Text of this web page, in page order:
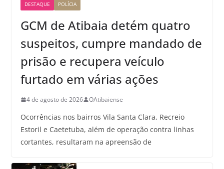
DESTAQUE POLÍCIA
GCM de Atibaia detém quatro
suspeitos, cumpre mandado de
prisão e recupera veículo
furtado em várias ações
4 de agosto de 2026 OAtibaiense
Ocorrências nos bairros Vila Santa Clara, Recreio
Estoril e Caetetuba, além de operação contra linhas
cortantes, resultaram na apreensão de